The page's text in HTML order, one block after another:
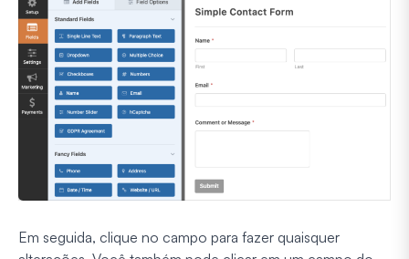
Em seguida, clique no campo para fazer quaisquer